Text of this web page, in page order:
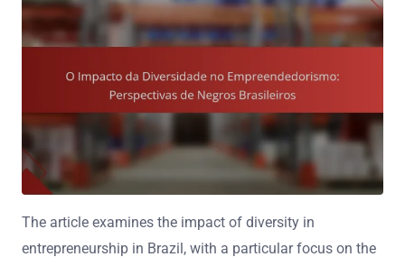
The article examines the impact of diversity in
entrepreneurship in Brazil, with a particular focus on the